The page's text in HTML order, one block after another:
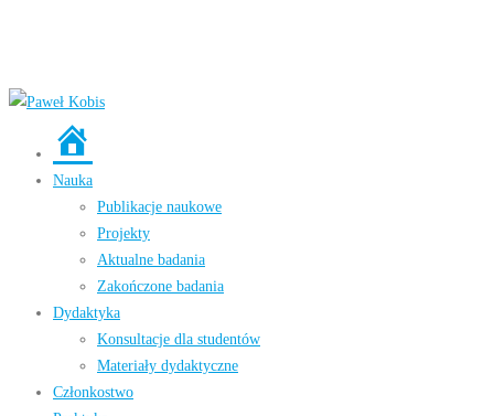
główna
Nauka
Publikacje naukowe
Projekty
Aktualne badania
Zakończone badania
Dydaktyka
Konsultacje dla studentów
Materiały dydaktyczne
Członkostwo